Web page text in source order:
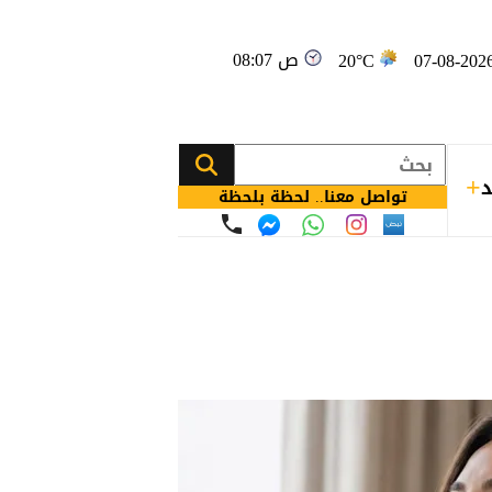
20°C 08:07 ص
تواصل معنا.. لحظة بلحظة